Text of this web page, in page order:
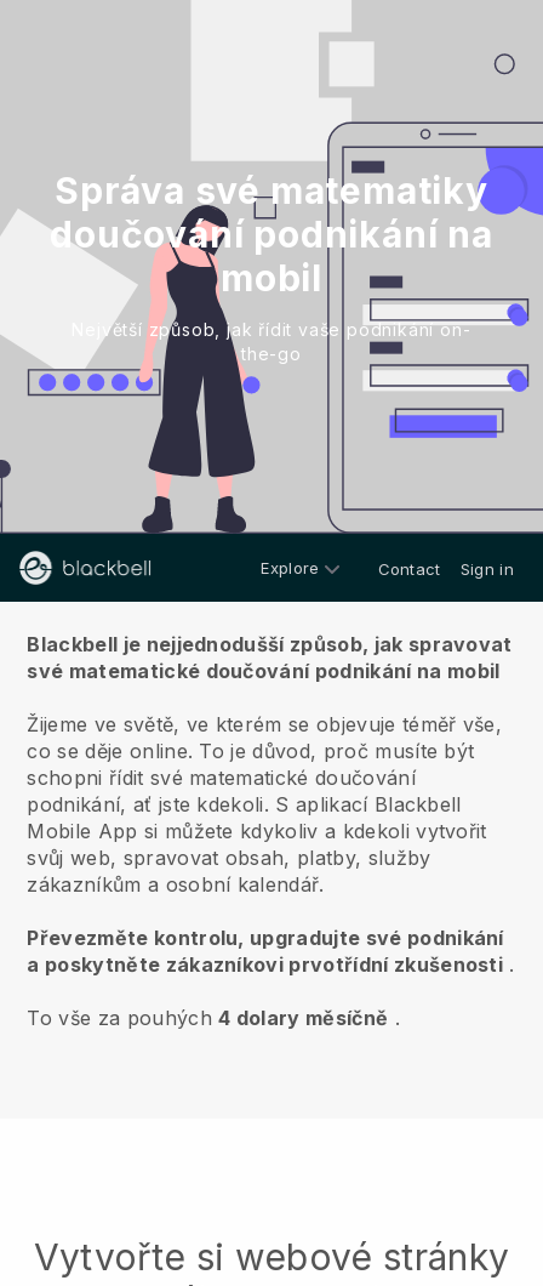
Správa své matematiky
doučování podnikání na
mobil
Největší způsob, jak řídit vaše podnikání on-
the-go
Explore Contact Sign in
Blackbell je nejjednodušší způsob, jak spravovat
své matematické doučování podnikání na mobil
Žijeme ve světě, ve kterém se objevuje téměř vše,
co se děje online. To je důvod, proč musíte být
schopni řídit své matematické doučování
podnikání, ať jste kdekoli. S aplikací Blackbell
Mobile App si můžete kdykoliv a kdekoli vytvořit
svůj web, spravovat obsah, platby, služby
zákazníkům a osobní kalendář.
Převezměte kontrolu, upgradujte své podnikání
a poskytněte zákazníkovi prvotřídní zkušenosti .
To vše za pouhých4 dolary měsíčně .
Vytvořte si webové stránky